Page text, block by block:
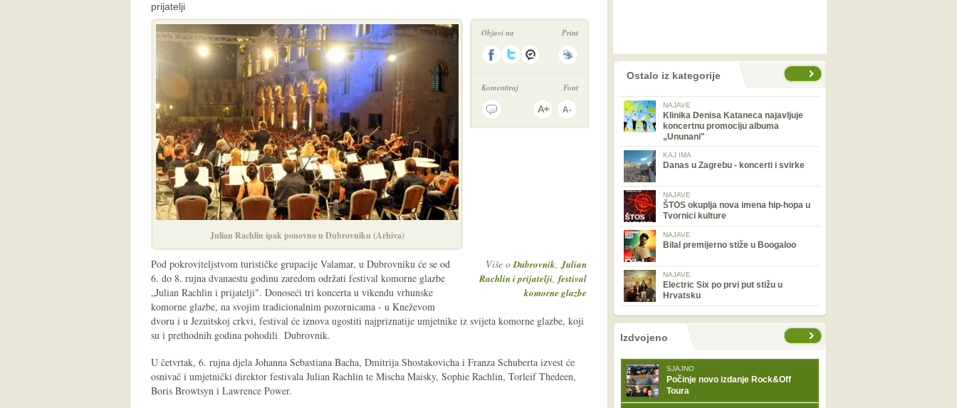
prijatelji
Julian Rachlin ipak ponovno u Dubrovniku (Arhiva)
Objavi na Print
Komentiraj Font
Više oDubrovnik,Julian
Rachlin i prijatelji, festival
komorne glazbe
Pod pokroviteljstvom turističke grupacije Valamar, u Dubrovniku će se od
6. do 8. rujna dvanaestu godinu zaredom održati festival komorne glazbe
„Julian Rachlin i prijatelji". Donoseći tri koncerta u vikendu vrhunske
komorne glazbe, na svojim tradicionalnim pozornicama - u Kneževom
dvoru i u Jezuitskoj crkvi, festival će iznova ugostiti najpriznatije umjetnike iz svijeta komorne glazbe, koji
su i prethodnih godina pohodili Dubrovnik.
U četvrtak, 6. rujna djela Johanna Sebastiana Bacha, Dmitrija Shostakovicha i Franza Schuberta izvest će
osnivač i umjetnički direktor festivala Julian Rachlin te Mischa Maisky, Sophie Rachlin, Torleif Thedeen,
Boris Browtsyn i Lawrence Power.
Ostalo iz kategorije
NAJAVE
Klinika Denisa Kataneca najavljuje
koncertnu promociju albuma
„Ununani"
KAJ IMA
Danas u Zagrebu - koncerti i svirke
NAJAVE
ŠTOS okuplja nova imena hip-hopa u
Tvornici kulture
NAJAVE
Bilal premijerno stiže u Boogaloo
NAJAVE
Electric Six po prvi put stižu u
Hrvatsku
nema prethodne stranice
sljedećeIzdvojeno
SJAJNO
Počinje novo izdanje Rock&Off
Toura